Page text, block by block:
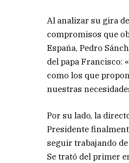
Al analizar su gira
compromisos que
España, Pedro
del papa Francisco:
como los que
nuestras
Por su lado, la
Presidente
seguir trabajando
Se trató del primer